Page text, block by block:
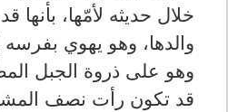
خلال حديثه لأمّها، بأنها
والدها، وهو يهوي
وهو على ذروة الجبل
قد تكون رأت نصف